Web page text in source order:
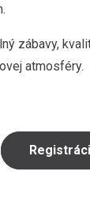
zábavy,
atmosféry.